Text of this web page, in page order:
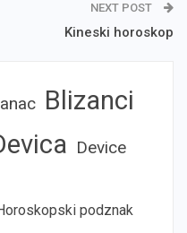
NEXT POST
Kineski horoskop
Blizanci
Device
podznak